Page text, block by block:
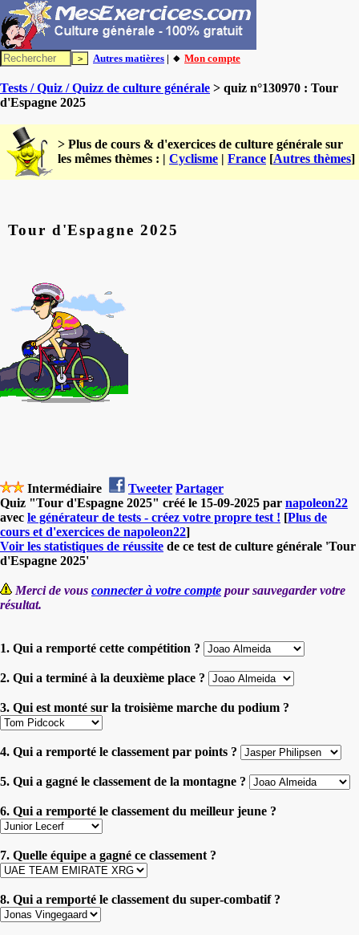
Autres matières | 🔸 Mon compte
Tests / Quiz / Quizz de culture générale > quiz n°130970 : Tour
d'Espagne 2025
> Plus de cours & d'exercices de culture générale sur
les mêmes thèmes : | Cyclisme | France [Autres thèmes]
Tour d'Espagne 2025
Intermédiaire Tweeter Partager
Quiz "Tour d'Espagne 2025" créé le 15-09-2025 par napoleon22
avec le générateur de tests - créez votre propre test ! [Plus de
cours et d'exercices de napoleon22]
Voir les statistiques de réussite de ce test de culture générale 'Tour
d'Espagne 2025'
Merci de vous connecter à votre compte pour sauvegarder votre
résultat.
1. Qui a remporté cette compétition ?
2. Qui a terminé à la deuxième place ?
3. Qui est monté sur la troisième marche du podium ?
4. Qui a remporté le classement par points ?
5. Qui a gagné le classement de la montagne ?
6. Qui a remporté le classement du meilleur jeune ?
7. Quelle équipe a gagné ce classement ?
8. Qui a remporté le classement du super-combatif ?